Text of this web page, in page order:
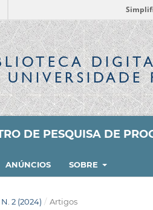
UNIVERSIDADE
DE PESQUISA DE
ANÚNCIOS SOBRE
2 (2024) / Artigos